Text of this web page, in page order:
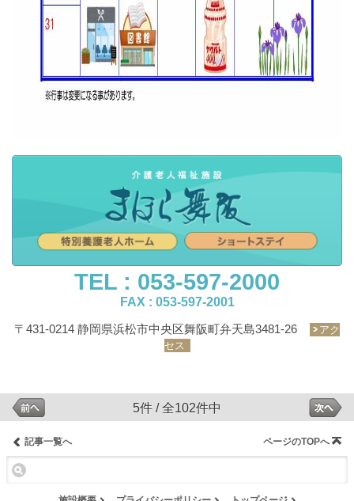
TEL : 053-597-2000
FAX : 053-597-2001
〒431-0214 静岡県浜松市中央区舞阪町弁天島3481-26
アク
セス
5件 / 全102件中
記事一覧へ ページのTOPへ